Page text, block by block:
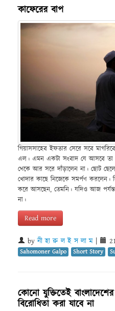
কাফেরের বাপ
গিয়াসসাহেব ইফতার সেরে সবে
এল। এমন একটা সংবাদ যে আসবে তা
থেকে আর সরে দাঁড়ালেন না। ছোট
খোদার কাছে নিজেকে সমর্পণ করলেন।
করে আসছেন, তেমনি। যদিও আজ
না।
Read more
byনী হা রু ল ই স লা ম |
Sahomoner Galpo Short Story
কোনো যুক্তিতেই বাংলাদেশের
বিরোধিতা করা যাবে না